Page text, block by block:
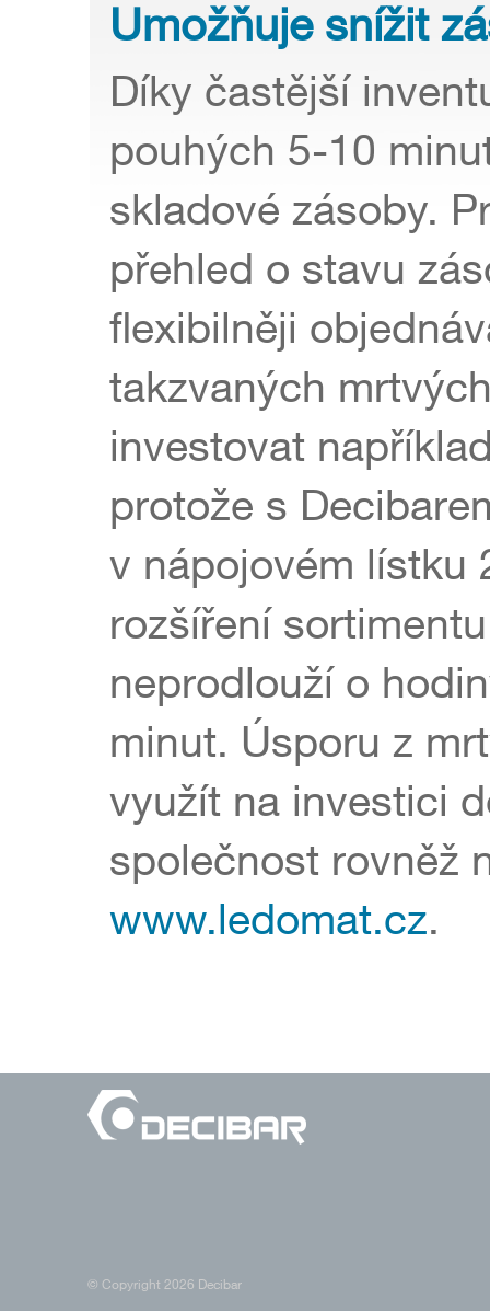
Umožňuje snížit
Díky častější
pouhých 5-10
skladové zásoby.
přehled o stavu
flexibilněji
takzvaných
investovat
protože s
v nápojovém lístku
rozšíření
neprodlouží o
minut. Úsporu z
využít na investici
společnost rovněž
www.ledomat.cz.
© Copyright 2026 Decibar